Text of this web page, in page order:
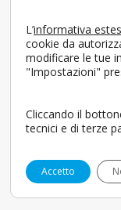
L’informativa
cookie da
modificare le tue
"Impostazioni"
Cliccando il
tecnici e di terze
Accetto